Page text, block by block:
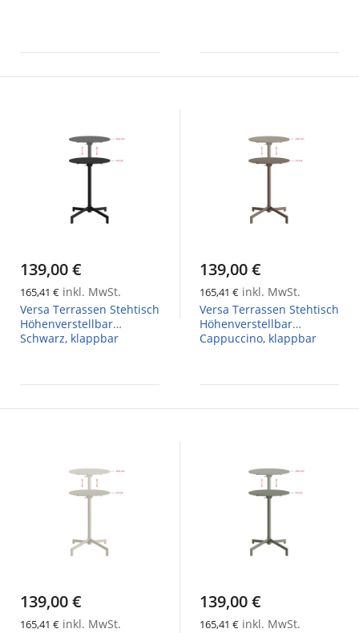
139,00 €
165,41 € inkl. MwSt.
Versa Terrassen Stehtisch
Höhenverstellbar
Schwarz, klappbar
139,00 €
165,41 € inkl. MwSt.
Versa Terrassen Stehtisch
Höhenverstellbar
Cappuccino, klappbar
139,00 €
165,41 € inkl. MwSt.
139,00 €
165,41 € inkl. MwSt.